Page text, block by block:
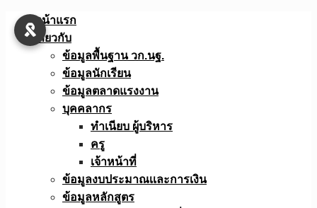
Skip
หน้าแรก
เกี่ยวกับ
ข้อมูลพื้นฐาน วก.นฐ.
ข้อมูลนักเรียน
ข้อมูลตลาดแรงงาน
บุคคลากร
ทำเนียบ ผู้บริหาร
ครู
เจ้าหน้าที่
ข้อมูลงบประมาณเเละการเงิน
ข้อมูลหลักสูตร